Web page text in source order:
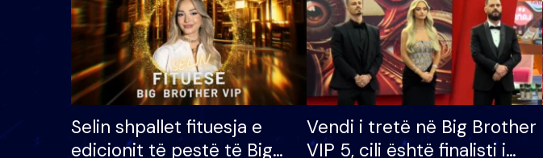
Selin shpallet fituesja e
edicionit të pestë të Big
Vendi i tretë në Big Brother
VIP 5, cili është finalisti i